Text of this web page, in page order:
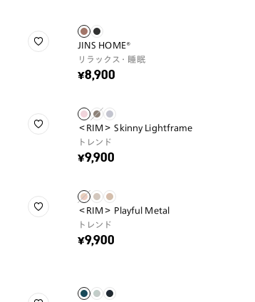
JINS HOME®
リラックス・睡眠
¥8,900
＜RIM＞ Skinny Lightframe
トレンド
¥9,900
＜RIM＞ Playful Metal
トレンド
¥9,900